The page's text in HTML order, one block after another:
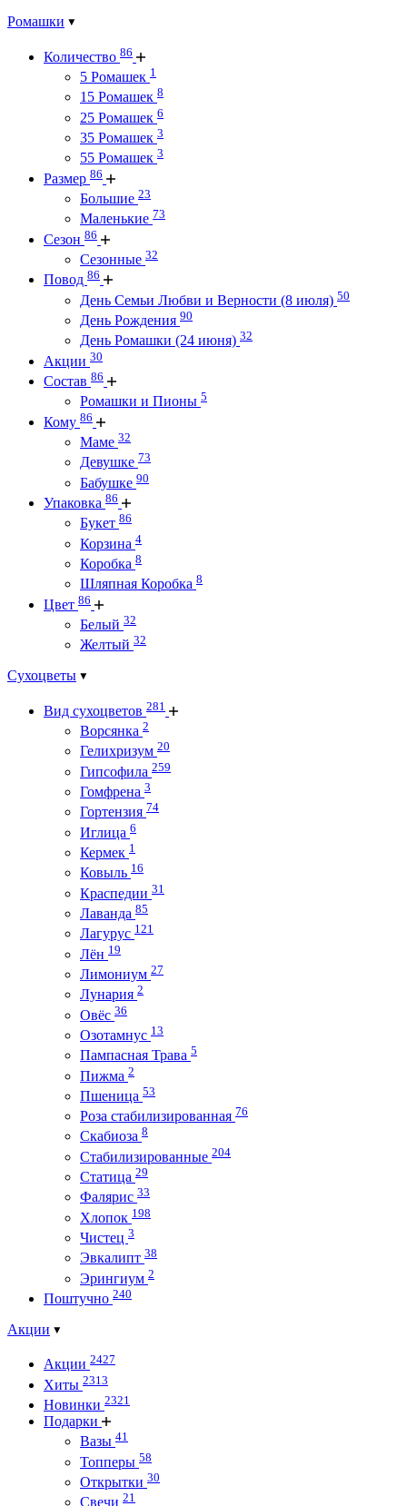
Ромашки
Количество 86
5 Ромашек 1
15 Ромашек 8
25 Ромашек 6
35 Ромашек 3
55 Ромашек 3
Размер 86
Большие 23
Маленькие 73
Сезон 86
Сезонные 32
Повод 86
День Семьи Любви и Верности (8 июля) 50
День Рождения 90
День Ромашки (24 июня) 32
Акции 30
Состав 86
Ромашки и Пионы 5
Кому 86
Маме 32
Девушке 73
Бабушке 90
Упаковка 86
Букет 86
Корзина 4
Коробка 8
Шляпная Коробка 8
Цвет 86
Белый 32
Желтый 32
Сухоцветы
Вид сухоцветов 281
Ворсянка 2
Гелихризум 20
Гипсофила 259
Гомфрена 3
Гортензия 74
Иглица 6
Кермек 1
Ковыль 16
Краспедии 31
Лаванда 85
Лагурус 121
Лён 19
Лимониум 27
Лунария 2
Овёс 36
Озотамнус 13
Пампасная Трава 5
Пижма 2
Пшеница 53
Роза стабилизированная 76
Скабиоза 8
Стабилизированные 204
Статица 29
Фалярис 33
Хлопок 198
Чистец 3
Эвкалипт 38
Эрингиум 2
Поштучно 240
Акции
Акции 2427
Хиты 2313
Новинки 2321
Подарки
Вазы 41
Топперы 58
Открытки 30
Свечи 21